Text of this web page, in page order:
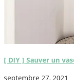
[ DIY ] Sauver un
septembre 27, 2021